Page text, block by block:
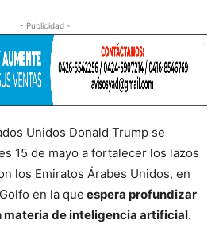
- Publicidad -
Unidos Donald Trump se
15 de mayo a fortalecer los lazos
los Emiratos Árabes Unidos, en
en la que espera profundizar
materia de inteligencia artificial.